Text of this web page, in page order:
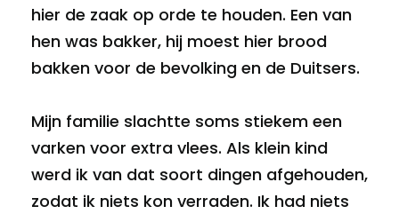
hier de zaak op orde te houden. Een van
hen was bakker, hij moest hier brood
bakken voor de bevolking en de Duitsers.
Mijn familie slachtte soms stiekem een
varken voor extra vlees. Als klein kind
werd ik van dat soort dingen afgehouden,
zodat ik niets kon verraden. Ik had niets